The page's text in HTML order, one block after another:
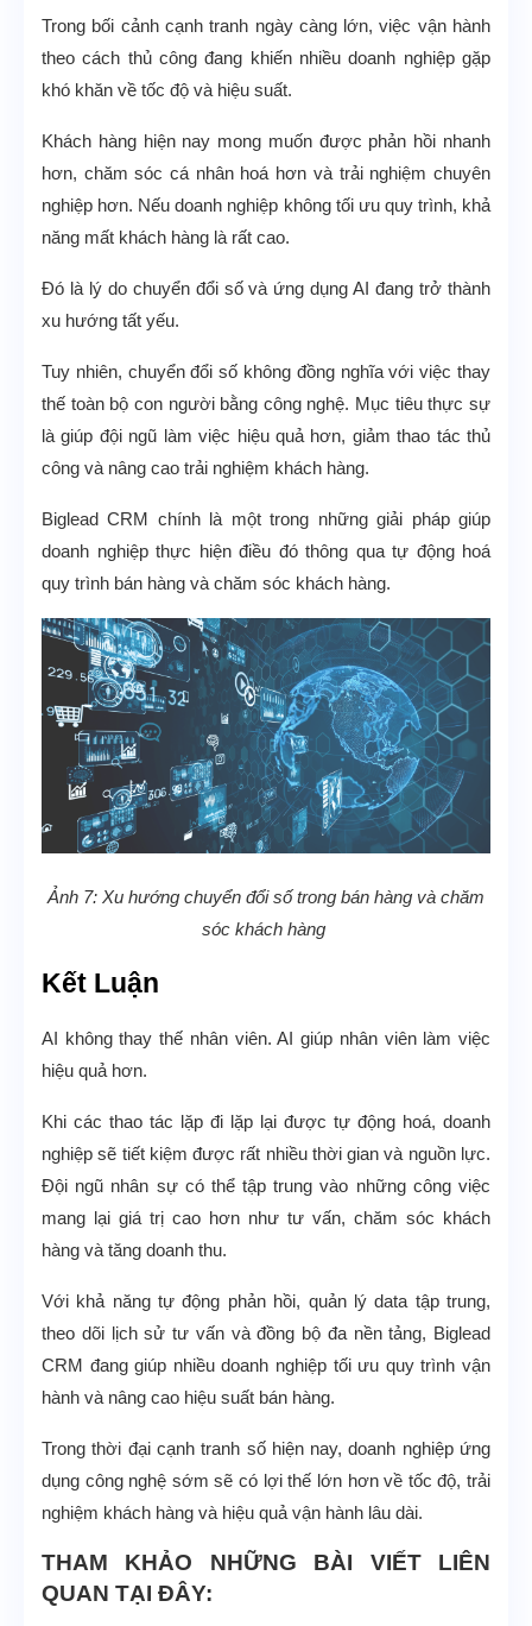
Trong bối cảnh cạnh tranh ngày càng lớn, việc vận hành
theo cách thủ công đang khiến nhiều doanh nghiệp gặp
khó khăn về tốc độ và hiệu suất.
Khách hàng hiện nay mong muốn được phản hồi nhanh
hơn, chăm sóc cá nhân hoá hơn và trải nghiệm chuyên
nghiệp hơn. Nếu doanh nghiệp không tối ưu quy trình, khả
năng mất khách hàng là rất cao.
Đó là lý do chuyển đổi số và ứng dụng AI đang trở thành
xu hướng tất yếu.
Tuy nhiên, chuyển đổi số không đồng nghĩa với việc thay
thế toàn bộ con người bằng công nghệ. Mục tiêu thực sự
là giúp đội ngũ làm việc hiệu quả hơn, giảm thao tác thủ
công và nâng cao trải nghiệm khách hàng.
Biglead CRM chính là một trong những giải pháp giúp
doanh nghiệp thực hiện điều đó thông qua tự động hoá
quy trình bán hàng và chăm sóc khách hàng.
Ảnh 7: Xu hướng chuyển đổi số trong bán hàng và chăm
sóc khách hàng
Kết Luận
AI không thay thế nhân viên. AI giúp nhân viên làm việc
hiệu quả hơn.
Khi các thao tác lặp đi lặp lại được tự động hoá, doanh
nghiệp sẽ tiết kiệm được rất nhiều thời gian và nguồn lực.
Đội ngũ nhân sự có thể tập trung vào những công việc
mang lại giá trị cao hơn như tư vấn, chăm sóc khách
hàng và tăng doanh thu.
Với khả năng tự động phản hồi, quản lý data tập trung,
theo dõi lịch sử tư vấn và đồng bộ đa nền tảng, Biglead
CRM đang giúp nhiều doanh nghiệp tối ưu quy trình vận
hành và nâng cao hiệu suất bán hàng.
Trong thời đại cạnh tranh số hiện nay, doanh nghiệp ứng
dụng công nghệ sớm sẽ có lợi thế lớn hơn về tốc độ, trải
nghiệm khách hàng và hiệu quả vận hành lâu dài.
THAM KHẢO NHỮNG BÀI VIẾT LIÊN
QUAN TẠI ĐÂY: